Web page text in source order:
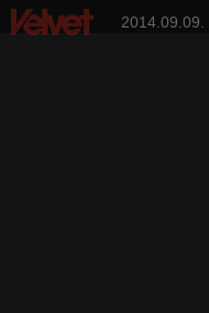
2014.09.09.